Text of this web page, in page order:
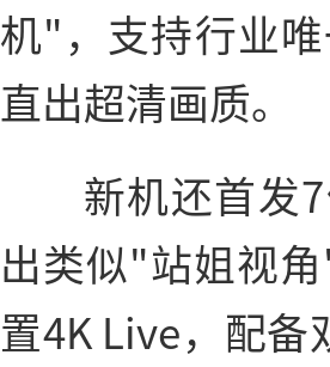
机"，支持行业
直出超清画质。
新机还首发
出类似"站姐视
置4K Live，配备